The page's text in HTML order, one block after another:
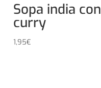
Sopa india con
curry
1,95€